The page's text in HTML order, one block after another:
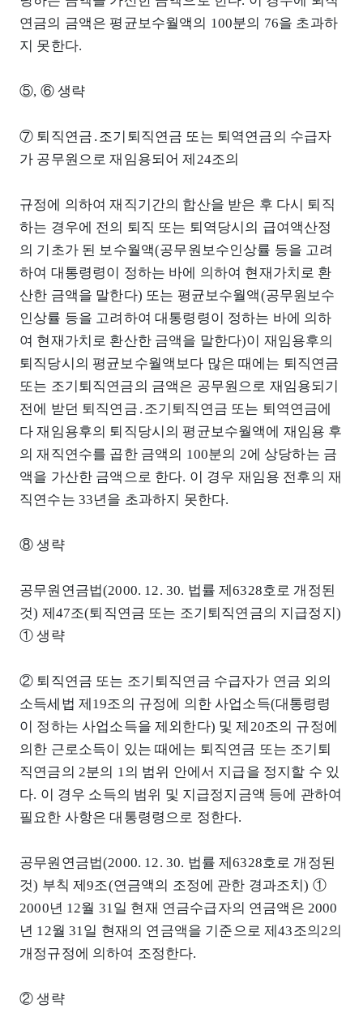
연금의 금액은 평균보수월액의 100분의 76을 초과하
지 못한다.
⑤, ⑥ 생략
⑦ 퇴직연금․조기퇴직연금 또는 퇴역연금의 수급자
가 공무원으로 재임용되어 제24조의
규정에 의하여 재직기간의 합산을 받은 후 다시 퇴직
하는 경우에 전의 퇴직 또는 퇴역당시의 급여액산정
의 기초가 된 보수월액(공무원보수인상률 등을 고려
하여 대통령령이 정하는 바에 의하여 현재가치로 환
산한 금액을 말한다) 또는 평균보수월액(공무원보수
인상률 등을 고려하여 대통령령이 정하는 바에 의하
여 현재가치로 환산한 금액을 말한다)이 재임용후의
퇴직당시의 평균보수월액보다 많은 때에는 퇴직연금
또는 조기퇴직연금의 금액은 공무원으로 재임용되기
전에 받던 퇴직연금․조기퇴직연금 또는 퇴역연금에
다 재임용후의 퇴직당시의 평균보수월액에 재임용 후
의 재직연수를 곱한 금액의 100분의 2에 상당하는 금
액을 가산한 금액으로 한다. 이 경우 재임용 전후의 재
직연수는 33년을 초과하지 못한다.
⑧ 생략
공무원연금법(2000. 12. 30. 법률 제6328호로 개정된
것) 제47조(퇴직연금 또는 조기퇴직연금의 지급정지)
① 생략
② 퇴직연금 또는 조기퇴직연금 수급자가 연금 외의
소득세법 제19조의 규정에 의한 사업소득(대통령령
이 정하는 사업소득을 제외한다) 및 제20조의 규정에
의한 근로소득이 있는 때에는 퇴직연금 또는 조기퇴
직연금의 2분의 1의 범위 안에서 지급을 정지할 수 있
다. 이 경우 소득의 범위 및 지급정지금액 등에 관하여
필요한 사항은 대통령령으로 정한다.
공무원연금법(2000. 12. 30. 법률 제6328호로 개정된
것) 부칙 제9조(연금액의 조정에 관한 경과조치) ①
2000년 12월 31일 현재 연금수급자의 연금액은 2000
년 12월 31일 현재의 연금액을 기준으로 제43조의2의
개정규정에 의하여 조정한다.
② 생략